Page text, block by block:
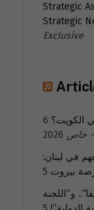
Strategic
Strategic
Exclusive
الكويت؟ 6 août
2026 خاص
في لبنان:
بيروت
و”اللجنة